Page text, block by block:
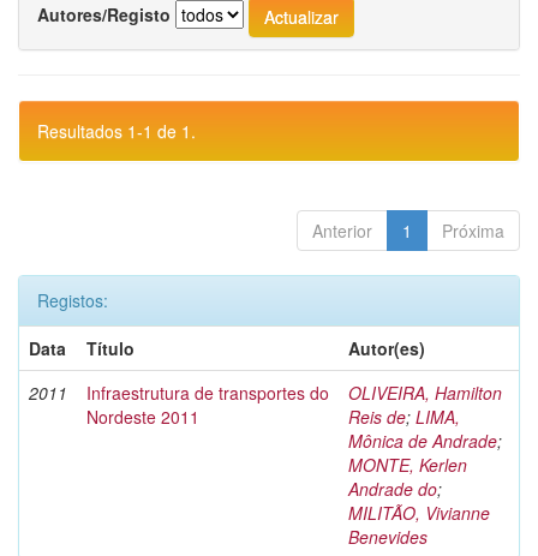
Autores/Registo
Resultados 1-1 de 1.
Anterior 1 Próxima
Registos:
Data
Título
Autor(es)
2011
Infraestrutura de transportes do
Nordeste 2011
OLIVEIRA, Hamilton
Reis de; LIMA,
Mônica de Andrade;
MONTE, Kerlen
Andrade do;
MILITÃO, Vivianne
Benevides